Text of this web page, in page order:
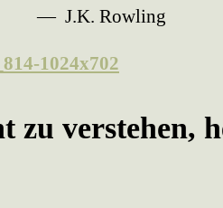
― J.K. Rowling
zu verstehen,